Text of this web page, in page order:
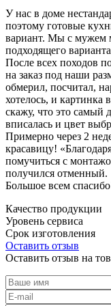
У нас в доме
поэтому готовые
вариант. Мы с мужем
подходящего
После всех походов
на заказ под наши
обмерил, посчитал,
хотелось, и картинка
скажу, что это самый
вписалась и цвет
Примерно через 2
красавицу!
помучиться с
получился отменный.
Большое всем
Качество продукции
Уровень сервиса
Срок изготовления
Оставить отзыв
Оставить отзыв на